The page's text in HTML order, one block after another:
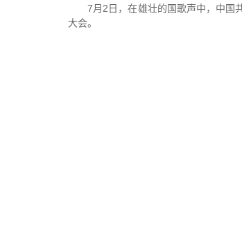
7月2日，在雄壮的国歌声中，中国
大会。